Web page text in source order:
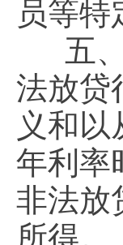
员等
五
法放贷
义和
年利率
非法放
所得。